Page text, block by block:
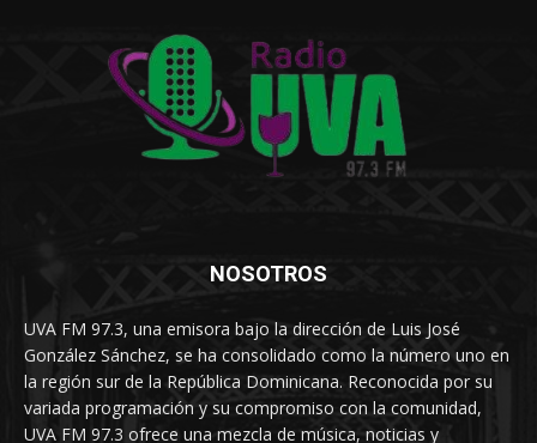
NOSOTROS
UVA FM 97.3, una emisora bajo la dirección de Luis José
González Sánchez, se ha consolidado como la número uno en
la región sur de la República Dominicana. Reconocida por su
variada programación y su compromiso con la comunidad,
UVA FM 97.3 ofrece una mezcla de música, noticias y